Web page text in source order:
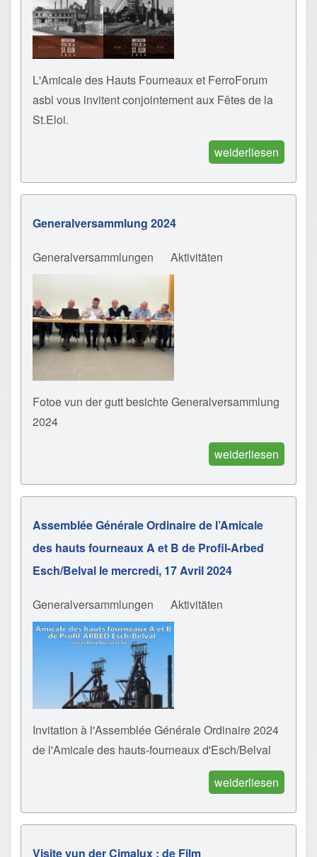
L'Amicale des Hauts Fourneaux et FerroForum
asbl vous invitent conjointement aux Fêtes de la
St.Eloi.
weiderliesen
Generalversammlung 2024
Generalversammlungen Aktivitäten
Fotoe vun der gutt besichte Generalversammlung
2024
weiderliesen
Assemblée Générale Ordinaire de l’Amicale
des hauts fourneaux A et B de Profil-Arbed
Esch/Belval le mercredi, 17 Avril 2024
Generalversammlungen Aktivitäten
Invitation à l'Assemblée Générale Ordinaire 2024
de l'Amicale des hauts-fourneaux d'Esch/Belval
weiderliesen
Visite vun der Cimalux : de Film